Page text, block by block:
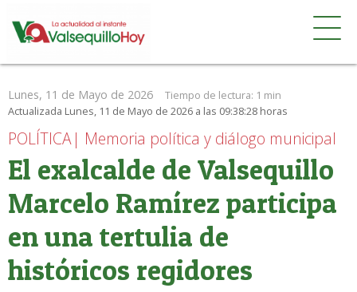
Lunes, 11 de Mayo de 2026 Tiempo de lectura: 1 min
Actualizada Lunes, 11 de Mayo de 2026 a las 09:38:28 horas
POLÍTICA| Memoria política y diálogo municipal
El exalcalde de Valsequillo
Marcelo Ramírez participa
en una tertulia de
históricos regidores